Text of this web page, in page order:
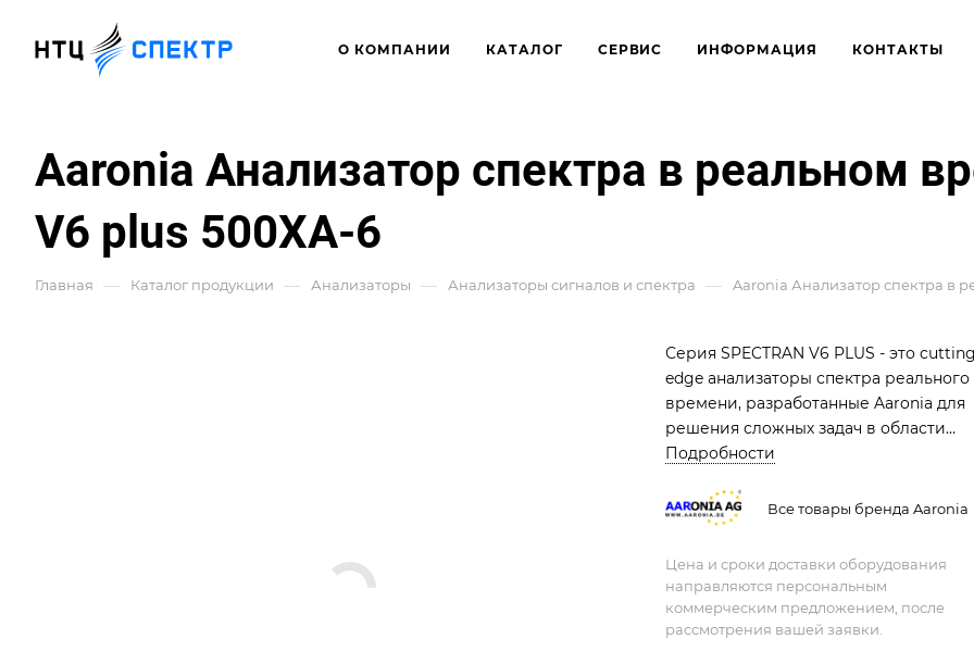
О КОМПАНИИ КАТАЛОГ СЕРВИС ИНФОРМАЦИЯ КОНТАКТЫ
Aaronia Анализатор спектра в реальном
V6 plus 500XA-6
Главная — Каталог продукции — Анализаторы — Анализаторы сигналов и спектра — Aaronia Анализатор спектра в
Серия SPECTRAN V6 PLUS - это
edge анализаторы спектра реального
времени, разработанные Aaronia для
решения сложных задач в области
радиоэлектроники. Модель V6 PLUS
высокочувствительной полосой
пропускания реального времени 80
МГц, что позволяет обнаруживать
самые слабые сигналы. Благодаря
этому анализатор идеально подходит
для анализа спектра в различных
Подробности
Все товары бренда Aaronia
Цена и сроки доставки оборудования
направляются персональным
коммерческим предложением, после
рассмотрения вашей заявки.